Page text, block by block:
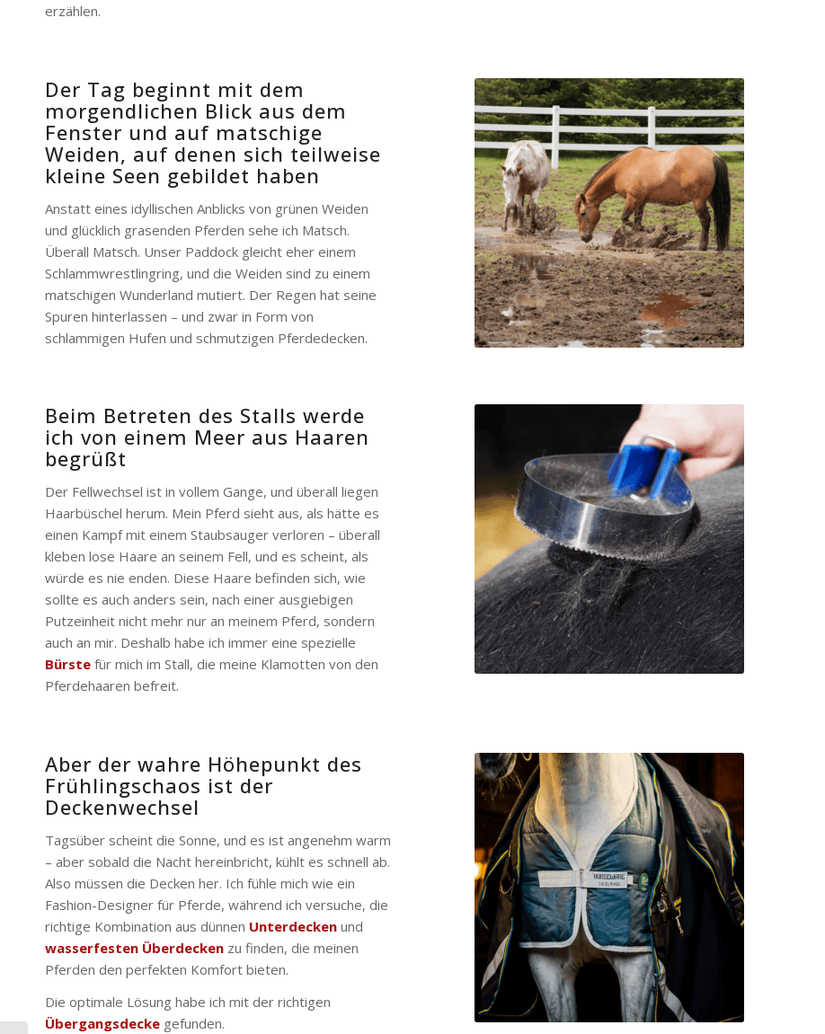
erzählen.
Der Tag beginnt mit dem
morgendlichen Blick aus dem
Fenster und auf matschige
Weiden, auf denen sich teilweise
kleine Seen gebildet haben
Anstatt eines idyllischen Anblicks von grünen Weiden
und glücklich grasenden Pferden sehe ich Matsch.
Überall Matsch. Unser Paddock gleicht eher einem
Schlammwrestlingring, und die Weiden sind zu einem
matschigen Wunderland mutiert. Der Regen hat seine
Spuren hinterlassen – und zwar in Form von
schlammigen Hufen und schmutzigen Pferdedecken.
Beim Betreten des Stalls werde
ich von einem Meer aus Haaren
begrüßt
Der Fellwechsel ist in vollem Gange, und überall liegen
Haarbüschel herum. Mein Pferd sieht aus, als hätte es
einen Kampf mit einem Staubsauger verloren – überall
kleben lose Haare an seinem Fell, und es scheint, als
würde es nie enden. Diese Haare befinden sich, wie
sollte es auch anders sein, nach einer ausgiebigen
Putzeinheit nicht mehr nur an meinem Pferd, sondern
auch an mir. Deshalb habe ich immer eine spezielle
Bürste für mich im Stall, die meine Klamotten von den
Pferdehaaren befreit.
Aber der wahre Höhepunkt des
Frühlingschaos ist der
Deckenwechsel
Tagsüber scheint die Sonne, und es ist angenehm warm
– aber sobald die Nacht hereinbricht, kühlt es schnell ab.
Also müssen die Decken her. Ich fühle mich wie ein
Fashion-Designer für Pferde, während ich versuche, die
richtige Kombination aus dünnen Unterdecken und
wasserfesten Überdecken zu finden, die meinen
Pferden den perfekten Komfort bieten.
Die optimale Lösung habe ich mit der richtigen
Übergangsdecke gefunden.